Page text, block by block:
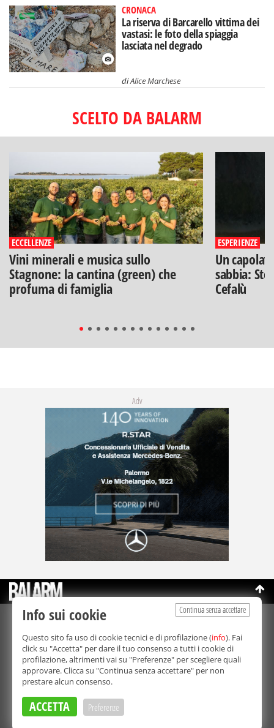
CRONACA
La riserva di Barcarello vittima dei
vastasi: le foto della spiaggia
lasciata nel degrado
diAlice Marchese
SCELTO DA BALARM
ECCELLENZE
Vini minerali e musica sullo
Stagnone: la cantina (green) che
profuma di famiglia
ESPERIENZE
Un
sabbia:
Cefalù
Adv
©Copyright 2003-2026
Bmedia Srl- P.IVA 07064240828
La riproduzione totale o parziale di tutti i contenuti, in qualunque
forma, su qualsiasi supporto è proibita.
Balarm.it è una testata giornalistica registrata. Autorizzazione del
Tribunale di Palermo n° 32 del 21/10/2003
Direttore responsabile:
Continua senza accettare
Info sui cookie
Questo sito fa uso di cookie tecnici e di profilazione (info). Fai
click su "Accetta" per dare il tuo consenso a tutti i cookie di
profilazione, altrimenti vai su "Preferenze" per scegliere quali
approvare. Clicca su "Continua senza accettare" per non
prestare alcun consenso.
ACCETTA Preferenze